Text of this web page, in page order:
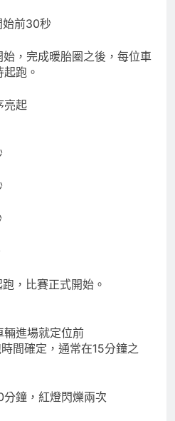
始前30秒
，完成暖胎圈之後，每位車
跑。
亮起
，比賽正式開始。
輛進場就定位前
間確定，通常在15分鐘之
鐘，紅燈閃爍兩次